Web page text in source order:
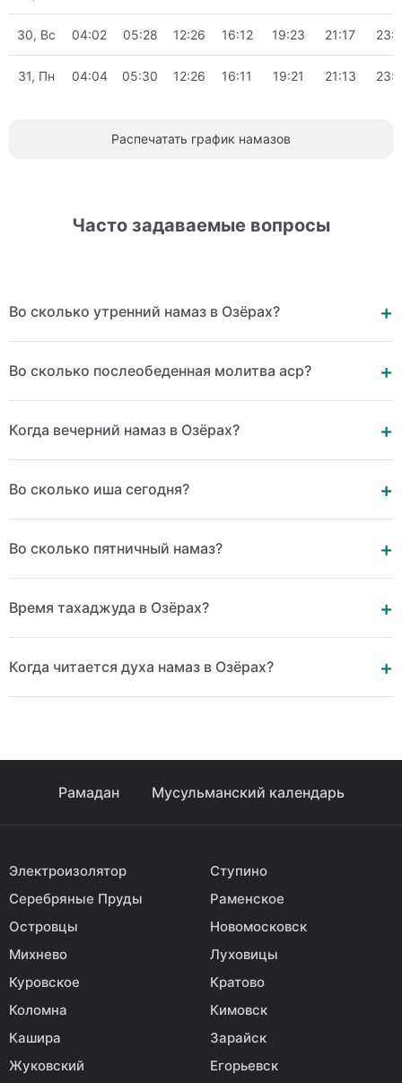
30, Вс 04:02 05:28 12:26 16:12 19:23 21:17
31, Пн 04:04 05:30 12:26 16:11 19:21 21:13
Распечатать график намазов
Часто задаваемые вопросы
Во сколько утренний намаз в Озёрах?
Во сколько послеобеденная молитва аср?
Когда вечерний намаз в Озёрах?
Во сколько иша сегодня?
Во сколько пятничный намаз?
Время тахаджуда в Озёрах?
Когда читается духа намаз в Озёрах?
Рамадан Мусульманский календарь
Электроизолятор
Ступино
Серебряные Пруды
Раменское
Островцы
Новомосковск
Михнево
Луховицы
Куровское
Кратово
Коломна
Кимовск
Кашира
Зарайск
Жуковский
Егорьевск